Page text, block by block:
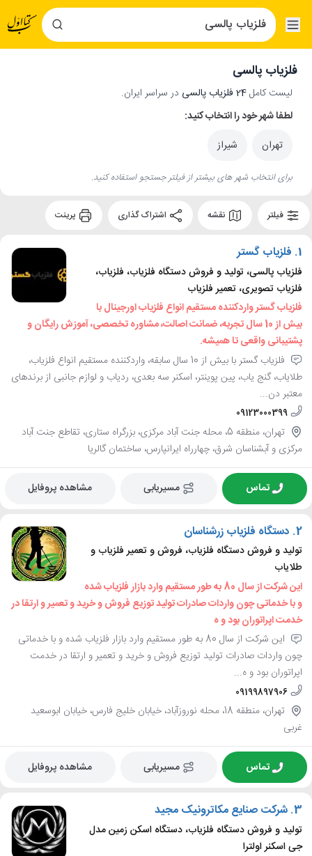
فلزیاب پالسی
لیست کامل24 فلزیاب پالسی
در سراسر ایران.
لطفا شهر خود را انتخاب کنید:
تهران
شیراز
برای انتخاب شهر های بیشتر از فیلتر جستجو استفاده کنید.
فیلتر نقشه
1. فلزیاب گستر
فلزیاب پالسی، تولید و فروش دستگاه فلزیاب، فلزیاب،
فلزیاب تصویری، تعمیر فلزیاب
فلزیاب گستر واردکننده مستقیم انواع فلزیاب اورجینال با
بیش از 10 سال تجربه، ضمانت اصالت، مشاوره تخصصی، آموزش رایگان و
پشتیبانی واقعی تا همیشه.
فلزیاب گستر با بیش از 10 سال سابقه، واردکننده مستقیم انواع فلزیاب،
طلایاب، گنج یاب، پین پوینتر، اسکنر سه بعدی، ردیاب و لوازم جانبی از برندهای
معتبر دن...
09123000399
تهران، منطقه 5، محله جنت آباد مرکزی، بزرگراه ستاری، تقاطع جنت آباد
مرکزی و آبشناسان شرق، چهارراه ایرانپارس، ساختمان گالریا
تماس مسیریابی مشاهده پروفایل
2. دستگاه فلزیاب زرشناسان
تولید و فروش دستگاه فلزیاب، فروش و تعمیر فلزیاب و
طلایاب
این شرکت از سال 80 به طور مستقیم وارد بازار فلزیاب شده
و با خدماتی چون واردات صادرات تولید توزیع فروش و خرید و تعمیر و ارتقا در
خدمت اپراتوران بود و ه
این شرکت از سال 80 به طور مستقیم وارد بازار فلزیاب شده و با خدماتی
چون واردات صادرات تولید توزیع فروش و خرید و تعمیر و ارتقا در خدمت
اپراتوران بود و ه...
09199897906
تهران، منطقه 18، محله نوروزآباد، خیابان خلیج فارس، خیابان ابوسعید
غربی
تماس مسیریابی مشاهده پروفایل
3. شرکت صنایع مکاترونیک مجید
تولید و فروش دستگاه فلزیاب، دستگاه اسکن زمین مدل
جی اسکنر اولترا